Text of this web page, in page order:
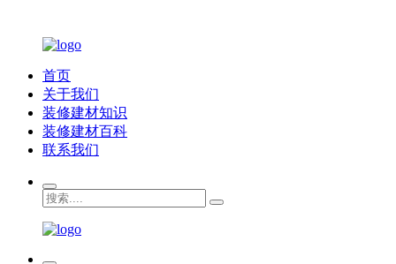
首页
关于我们
装修建材知识
装修建材百科
联系我们